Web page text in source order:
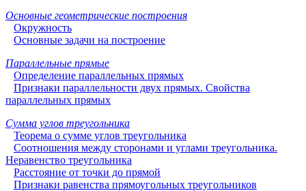
Основные геометрические построения
Окружность
Основные задачи на построение
Параллельные прямые
Определение параллельных прямых
Признаки параллельности двух прямых. Свойства
параллельных прямых
Сумма углов треугольника
Теорема о сумме углов треугольника
Соотношения между сторонами и углами треугольника.
Неравенство треугольника
Расстояние от точки до прямой
Признаки равенства прямоугольных треугольников